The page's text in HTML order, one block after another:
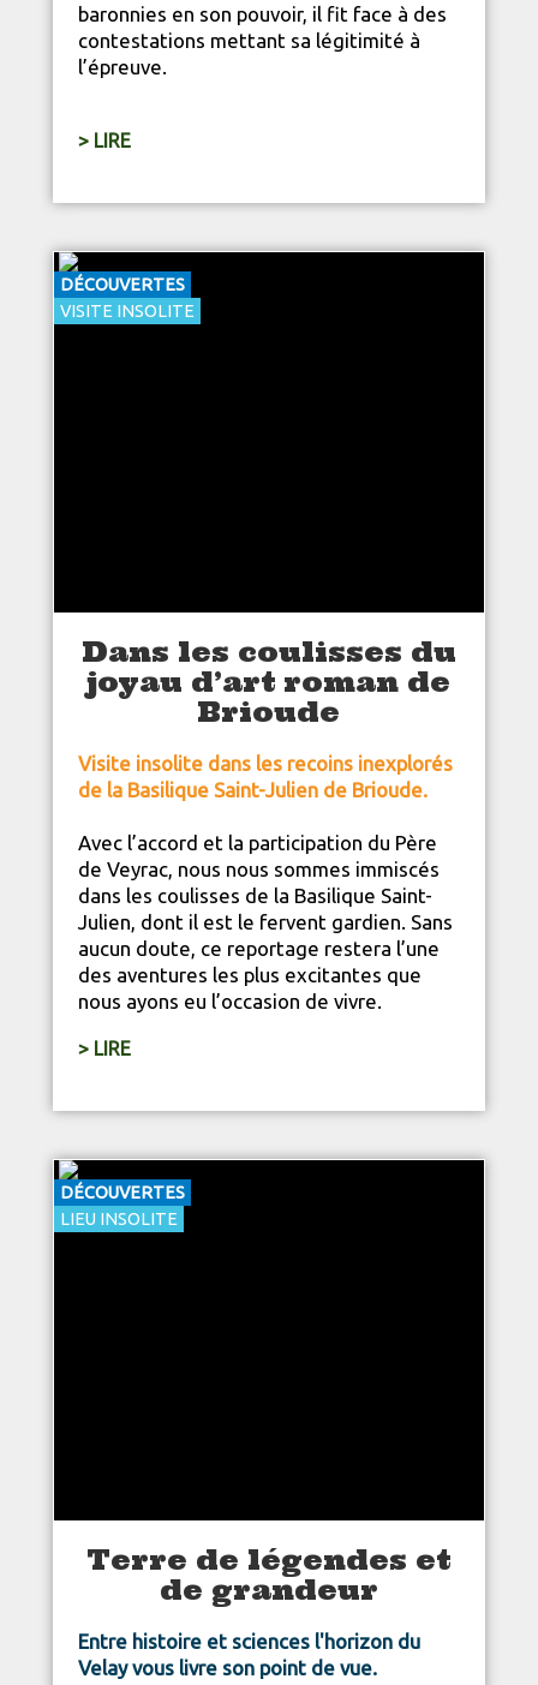
baronnies en son pouvoir, il fit face à des
contestations mettant sa légitimité à
l’épreuve.
> LIRE
DÉCOUVERTES
VISITE INSOLITE
Dans les coulisses du
joyau d’art roman de
Brioude
Visite insolite dans les recoins inexplorés
de la Basilique Saint-Julien de Brioude.
Avec l’accord et la participation du Père
de Veyrac, nous nous sommes immiscés
dans les coulisses de la Basilique Saint-
Julien, dont il est le fervent gardien. Sans
aucun doute, ce reportage restera l’une
des aventures les plus excitantes que
nous ayons eu l’occasion de vivre.
> LIRE
DÉCOUVERTES
LIEU INSOLITE
Terre de légendes et
de grandeur
Entre histoire et sciences l'horizon du
Velay vous livre son point de vue.